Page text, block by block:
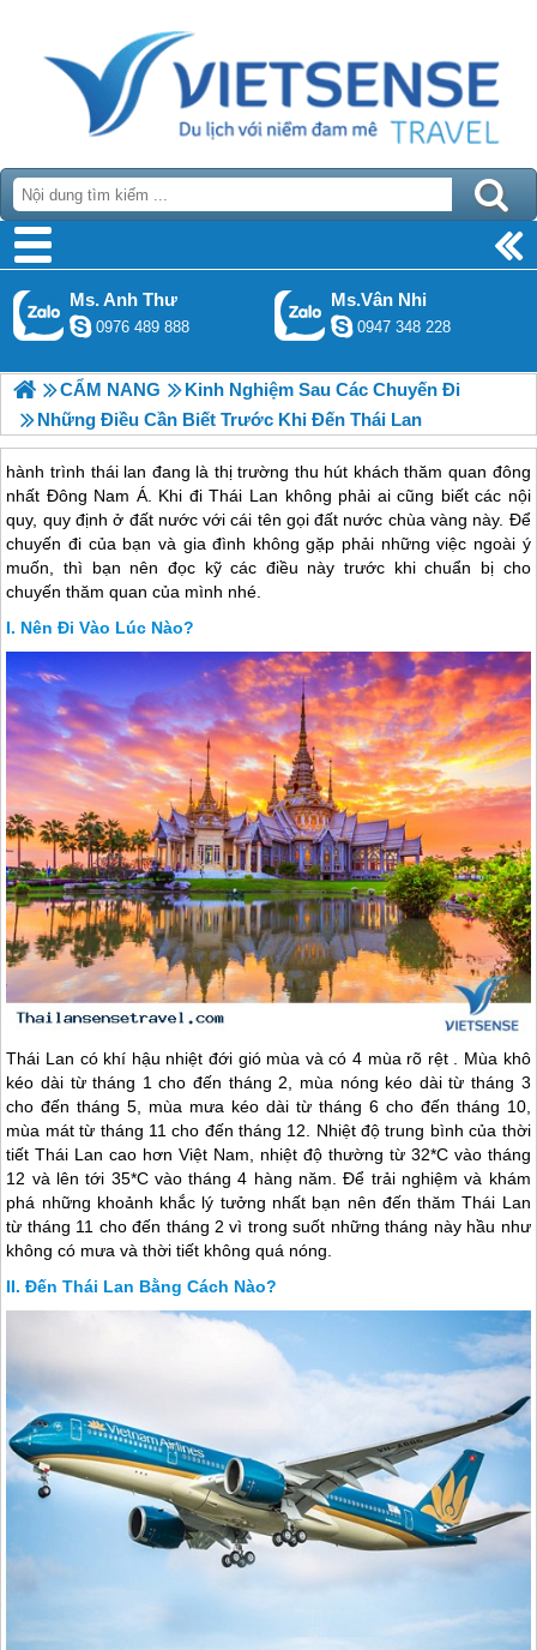
Ms. Anh Thư
0976 489 888
Ms.Vân Nhi
0947 348 228
CẨM NANG
Kinh Nghiệm Sau Các Chuyến Đi
Những Điều Cần Biết Trước Khi Đến Thái Lan
hành trình thái lan đang là thị trường thu hút khách thăm quan đông
nhất Đông Nam Á. Khi đi Thái Lan không phải ai cũng biết các nội
quy, quy định ở đất nước với cái tên gọi đất nước chùa vàng này. Để
chuyến đi của bạn và gia đình không gặp phải những việc ngoài ý
muốn, thì bạn nên đọc kỹ các điều này trước khi chuẩn bị cho
chuyến thăm quan của mình nhé.
Nên Đi Vào Lúc Nào?
Thái Lan có khí hậu nhiệt đới gió mùa và có 4 mùa rõ rệt . Mùa khô
kéo dài từ tháng 1 cho đến tháng 2, mùa nóng kéo dài từ tháng 3
cho đến tháng 5, mùa mưa kéo dài từ tháng 6 cho đến tháng 10,
mùa mát từ tháng 11 cho đến tháng 12. Nhiệt độ trung bình của thời
tiếtThái Lan cao hơn Việt Nam, nhiệt độ thường từ 32*C vào tháng
12 và lên tới 35*C vào tháng 4 hàng năm. Để trải nghiệm và khám
phá những khoảnh khắc lý tưởng nhất bạn nên đến thămThái Lan
từ tháng 11 cho đến tháng 2 vì trong suốt những tháng này hầu như
không có mưa và thời tiết không quá nóng.
Đến Thái Lan Bằng Cách Nào?